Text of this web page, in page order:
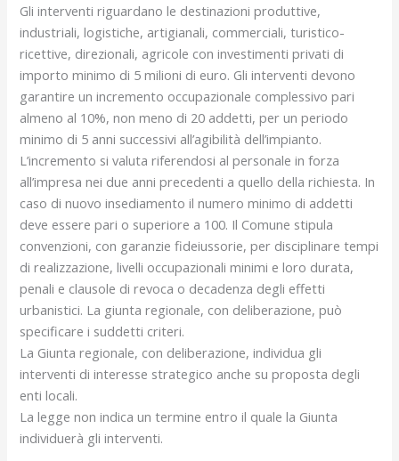
Gli interventi riguardano le destinazioni produttive,
industriali, logistiche, artigianali, commerciali, turistico-
ricettive, direzionali, agricole con investimenti privati di
importo minimo di 5 milioni di euro. Gli interventi devono
garantire un incremento occupazionale complessivo pari
almeno al 10%, non meno di 20 addetti, per un periodo
minimo di 5 anni successivi all’agibilità dell’impianto.
L’incremento si valuta riferendosi al personale in forza
all’impresa nei due anni precedenti a quello della richiesta. In
caso di nuovo insediamento il numero minimo di addetti
deve essere pari o superiore a 100. Il Comune stipula
convenzioni, con garanzie fideiussorie, per disciplinare tempi
di realizzazione, livelli occupazionali minimi e loro durata,
penali e clausole di revoca o decadenza degli effetti
urbanistici. La giunta regionale, con deliberazione, può
specificare i suddetti criteri.
La Giunta regionale, con deliberazione, individua gli
interventi di interesse strategico anche su proposta degli
enti locali.
La legge non indica un termine entro il quale la Giunta
individuerà gli interventi.